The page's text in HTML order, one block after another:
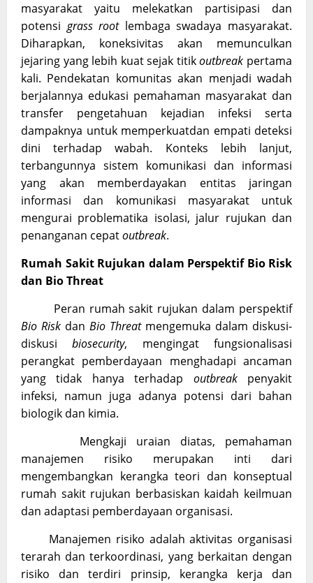
masyarakat yaitu melekatkan partisipasi dan
potensigrass rootlembaga swadaya masyarakat.
Diharapkan, koneksivitas akan memunculkan
jejaring yang lebih kuat sejak titikoutbreak pertama
kali. Pendekatan komunitas akan menjadi wadah
berjalannya edukasi pemahaman masyarakat dan
transfer pengetahuan kejadian infeksi serta
dampaknya untuk memperkuatdan empati deteksi
dini terhadap wabah. Konteks lebih lanjut,
terbangunnya sistem komunikasi dan informasi
yang akan memberdayakan entitas jaringan
informasi dan komunikasi masyarakat untuk
mengurai problematika isolasi, jalur rujukan dan
penanganan cepatoutbreak.
Rumah Sakit Rujukan dalam Perspektif Bio Risk
dan Bio Threat
Peran rumah sakit rujukan dalam perspektif
Bio Risk dan Bio Threatmengemuka dalam diskusi-
diskusibiosecurity, mengingat fungsionalisasi
perangkat pemberdayaan menghadapi ancaman
yang tidak hanya terhadap outbreakpenyakit
infeksi, namun juga adanya potensi dari bahan
biologik dan kimia.
Mengkaji uraian diatas, pemahaman
manajemen risiko merupakan inti dari
mengembangkan kerangka teori dan konseptual
rumah sakit rujukan berbasiskan kaidah keilmuan
dan adaptasi pemberdayaan organisasi.
Manajemen risiko adalah aktivitas organisasi
terarah dan terkoordinasi, yang berkaitan dengan
risiko dan terdiri prinsip, kerangka kerja dan